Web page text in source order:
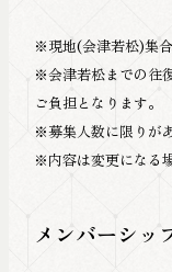
※現地(会津若松)集合
※会津若松までの往
ご負担となります。
※募集人数に限りが
※内容は変更になる
メンバーシッ